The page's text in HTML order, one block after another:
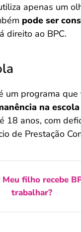
apenas um
pode ser
direito ao BPC.
um programa que
na escola
18 anos, com
de Prestação
Meu filho recebe
trabalhar?